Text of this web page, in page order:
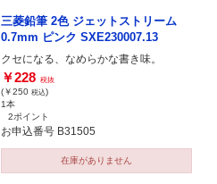
三菱鉛筆 2色 ジェットストリーム
0.7mm ピンク SXE230007.13
クセになる、なめらかな書き味。
￥228 税抜
(￥250 税込)
1本
2ポイント
お申込番号 B31505
在庫がありません